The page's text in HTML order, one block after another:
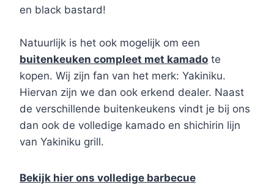
en black bastard!
Natuurlijk is het ook mogelijk om een
buitenkeuken compleet met kamado te
kopen. Wij zijn fan van het merk: Yakiniku.
Hiervan zijn we dan ook erkend dealer. Naast
de verschillende buitenkeukens vindt je bij ons
dan ook de volledige kamado en shichirin lijn
van Yakiniku grill.
Bekijk hier ons volledige barbecue